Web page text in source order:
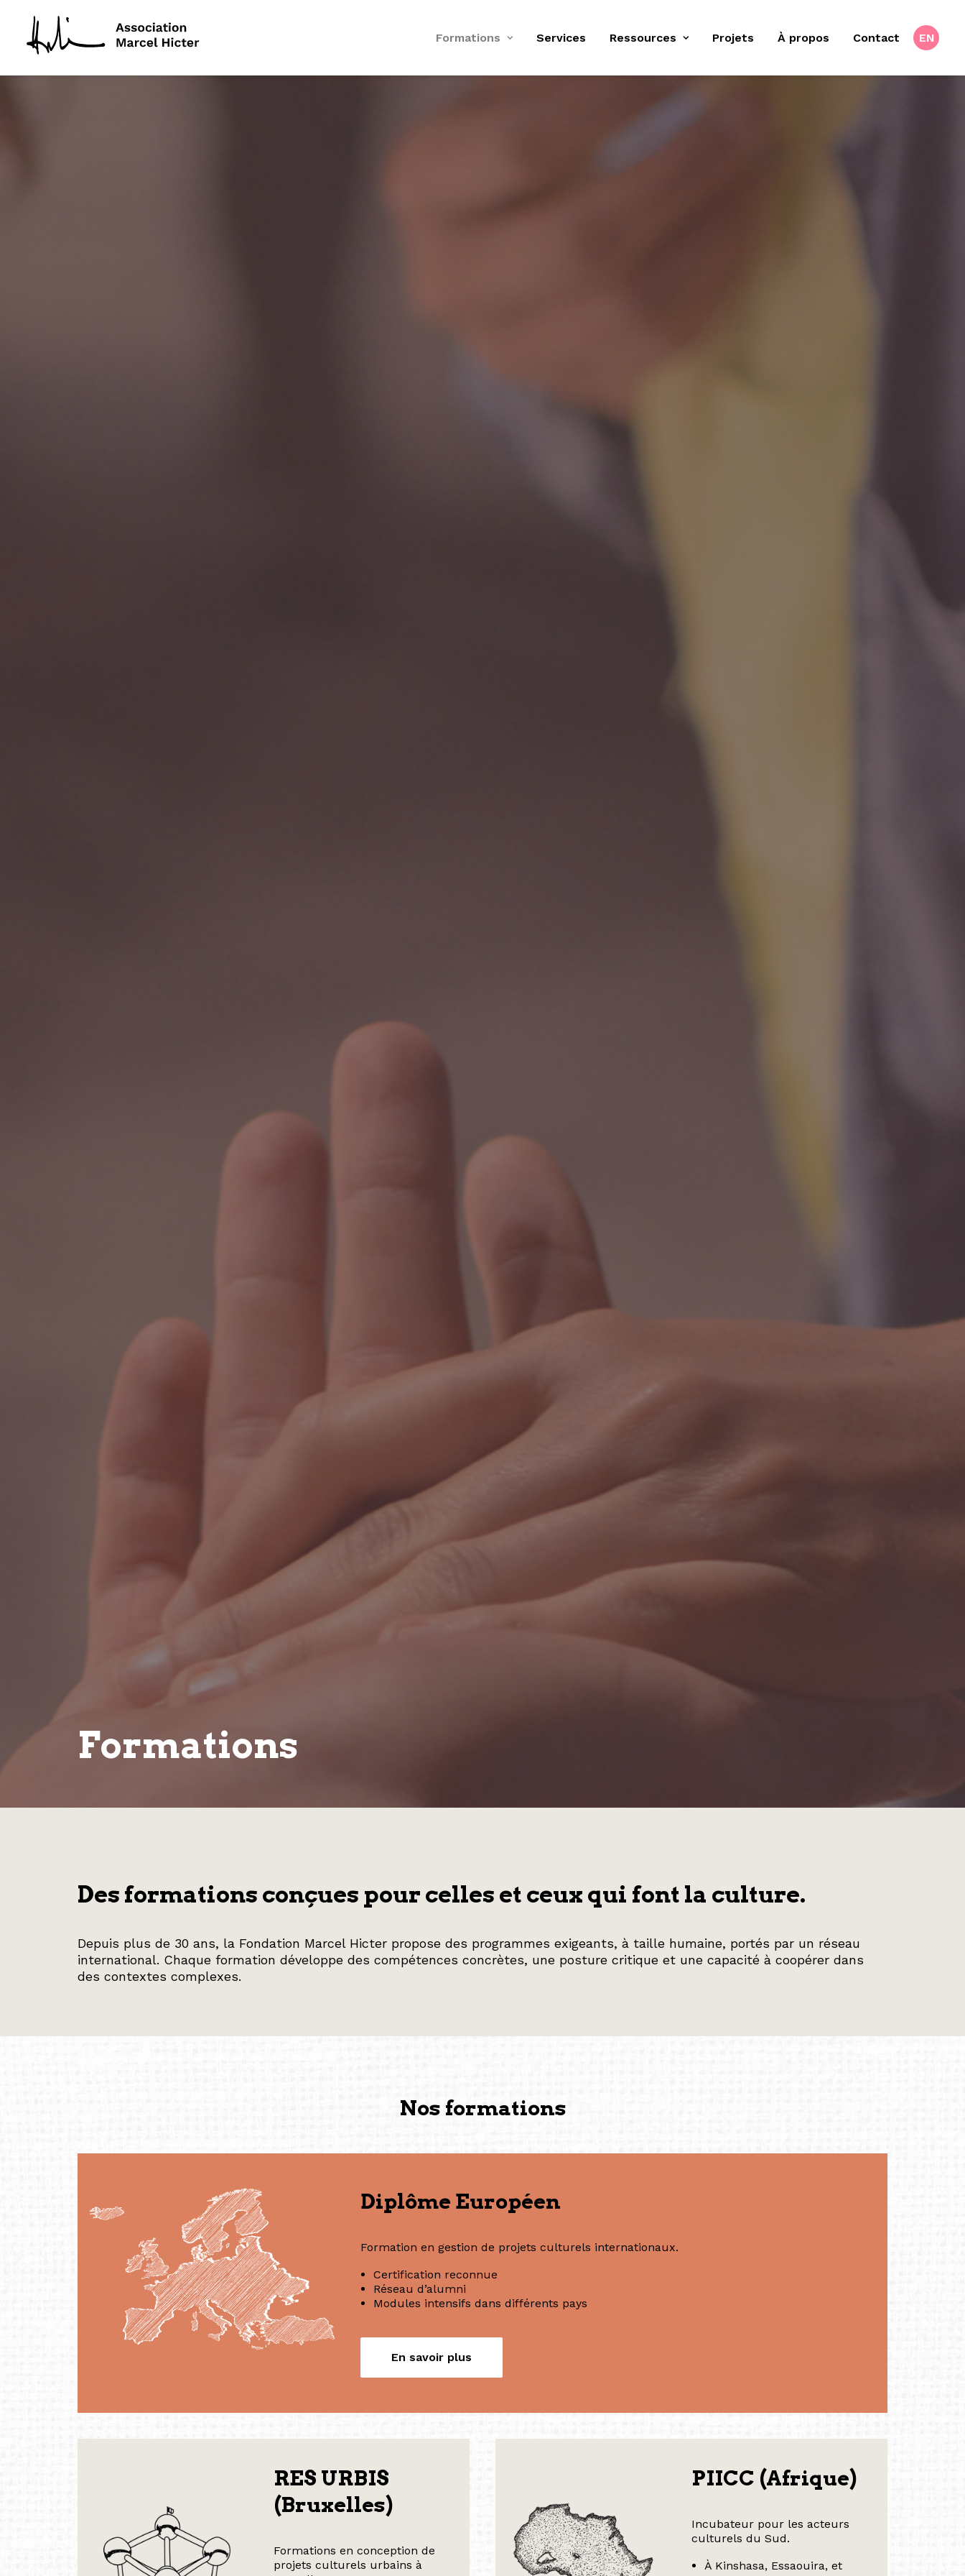
Formations Services Ressources Projets À propos Contact EN
Formations
Des formations conçues pour celles et ceux qui font la culture.
Depuis plus de 30 ans, la Fondation Marcel Hicter propose des programmes exigeants, à taille humaine, portés par un réseau
international. Chaque formation développe des compétences concrètes, une posture critique et une capacité à coopérer dans
des contextes complexes.
Nos formations
Diplôme Européen
Formation en gestion de projets culturels internationaux.
Certification reconnue
Réseau d’alumni
Modules intensifs dans différents pays
En savoir plus
RES URBIS
(Bruxelles)
Formations en conception de
projets culturels urbains à
PIICC (Afrique)
Incubateur pour les acteurs
culturels du Sud.
À Kinshasa, Essaouira, et